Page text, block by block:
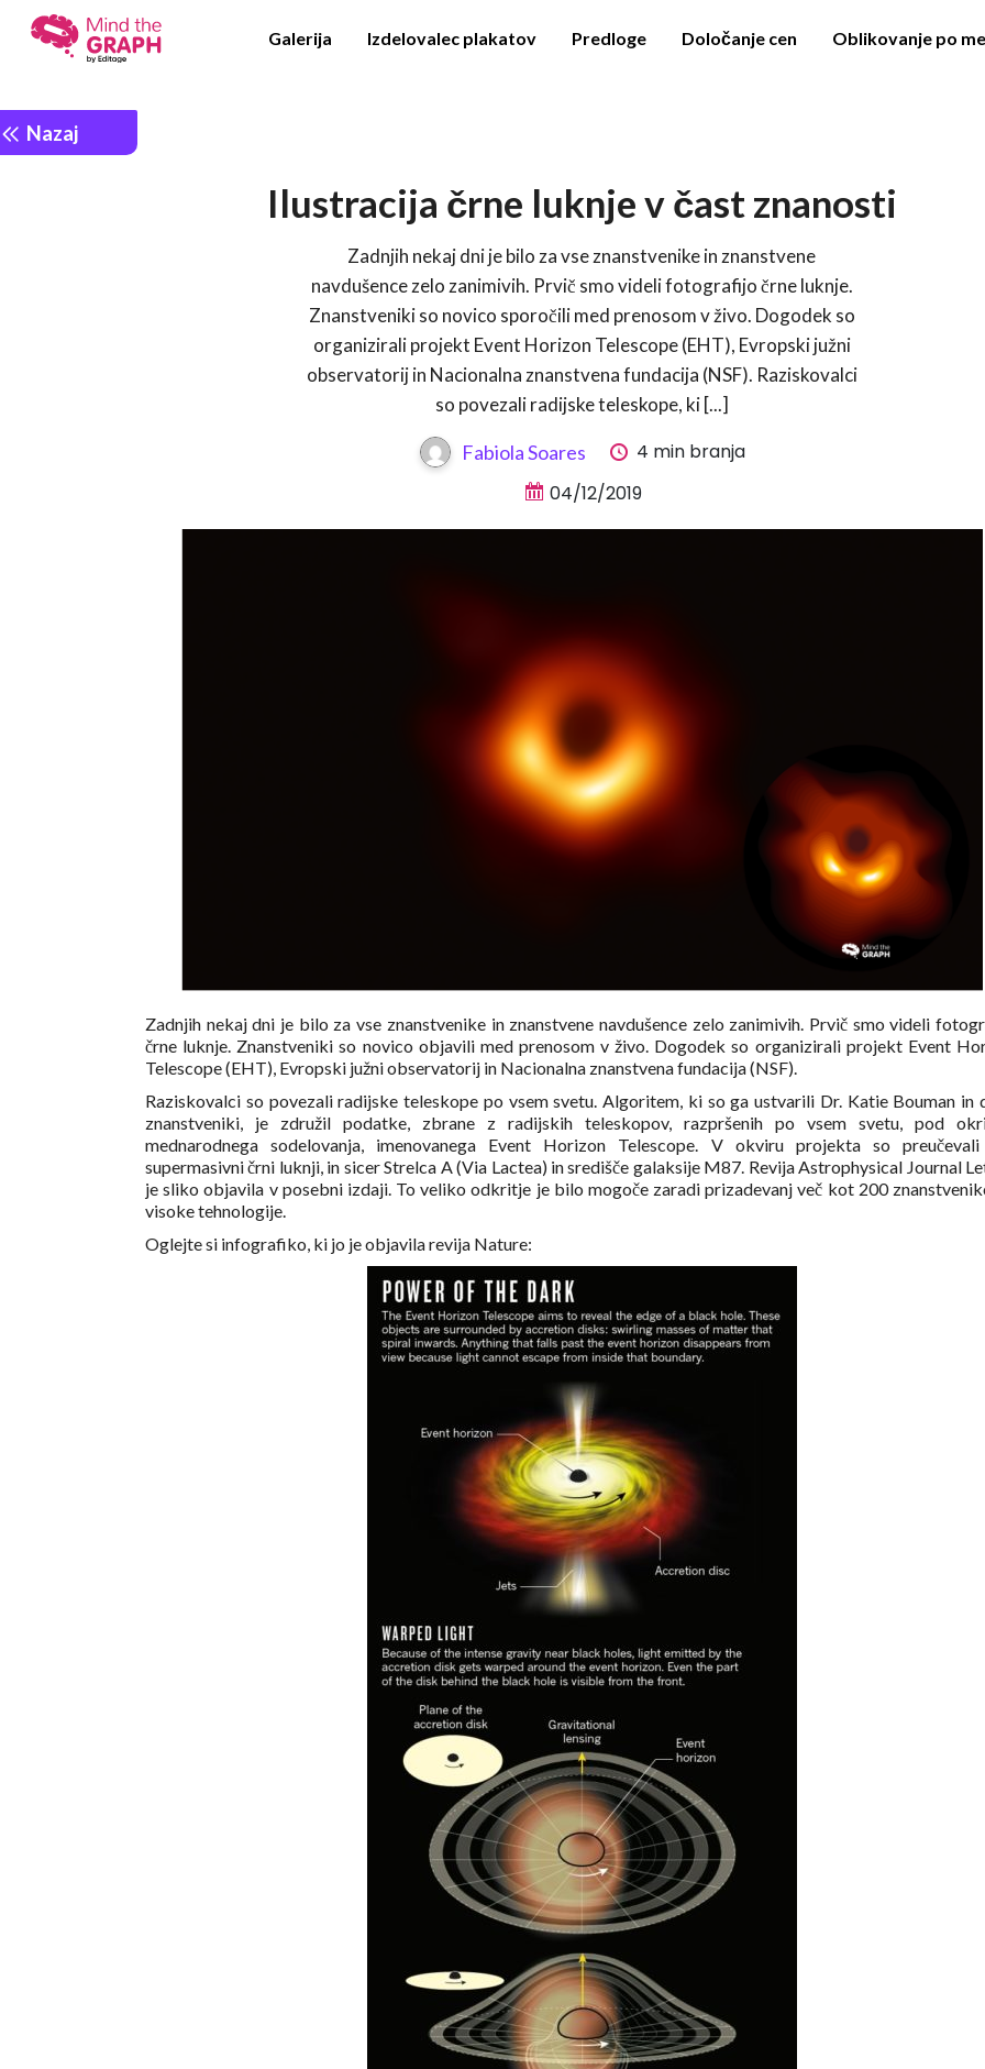
Galerija Izdelovalec plakatov Predloge Določanje cen Oblikovanje po
Nazaj
Ilustracija črne luknje v čast znanosti
Zadnjih nekaj dni je bilo za vse znanstvenike in znanstvene
navdušence zelo zanimivih. Prvič smo videli fotografijo črne luknje.
Znanstveniki so novico sporočili med prenosom v živo. Dogodek so
organizirali projekt Event Horizon Telescope (EHT), Evropski južni
observatorij in Nacionalna znanstvena fundacija (NSF). Raziskovalci
so povezali radijske teleskope, ki [...]
Fabiola Soares
4 min branja
04/12/2019
Zadnjih nekaj dni je bilo za vse znanstvenike in znanstvene navdušence zelo zanimivih. Prvič smo videli
črne luknje. Znanstveniki so novico objavili med prenosom v živo. Dogodek so organizirali projekt Event
Telescope (EHT), Evropski južni observatorij in Nacionalna znanstvena fundacija (NSF).
Raziskovalci so povezali radijske teleskope po vsem svetu. Algoritem, ki so ga ustvarili Dr. Katie Bouman in
znanstveniki, je združil podatke, zbrane z radijskih teleskopov, razpršenih po vsem svetu, pod
mednarodnega sodelovanja, imenovanega Event Horizon Telescope. V okviru projekta so
supermasivni črni luknji, in sicer Strelca A (Via Lactea) in središče galaksije M87. Revija Astrophysical Journal
je sliko objavila v posebni izdaji. To veliko odkritje je bilo mogoče zaradi prizadevanj več kot 200
visoke tehnologije.
Oglejte si infografiko, ki jo je objavila revija Nature: